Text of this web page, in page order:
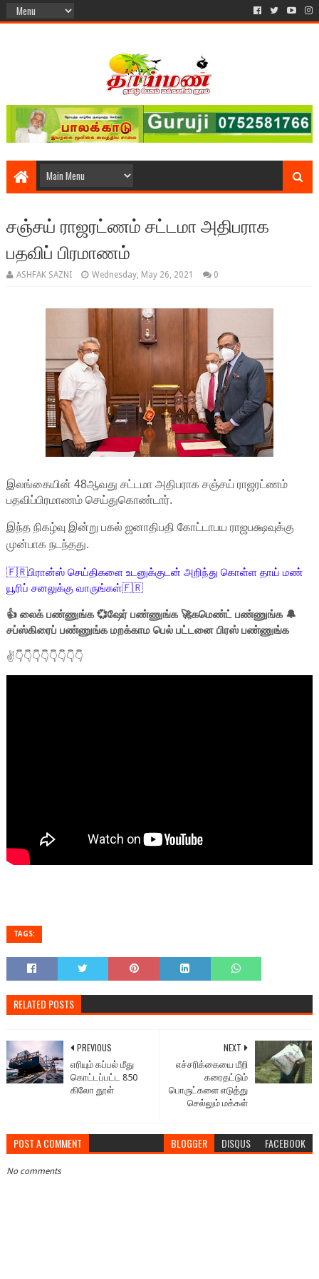
சஞ்சய் ராஜரட்ணம் சட்டமா அதிபராக
பதவிப் பிரமாணம்
ASHFAK SAZNI Wednesday, May 26, 2021 0
இலங்கையின் 48ஆவது சட்டமா அதிபராக சஞ்சய் ராஜரட்ணம்
பதவிப்பிரமாணம் செய்துகொண்டார்.
இந்த நிகழ்வு இன்று பகல் ஜனாதிபதி கோட்டாபய ராஜபக்ஷவுக்கு
முன்பாக நடந்தது.
🇫🇷பிரான்ஸ் செய்திகளை உடனுக்குடன் அறிந்து கொள்ள தாய் மண்
யூரிப் சனலுக்கு வாருங்கள்🇫🇷
👍 லைக் பண்ணுங்க 💞ஷேர் பண்ணுங்க 🚀கமெண்ட் பண்ணுங்க 🔔
சப்ஸ்கிரைப் பண்ணுங்க மறக்காம பெல் பட்டனை பிரஸ் பண்ணுங்க
✌👇👇👇👇👇👇👇👇
TAGS:
RELATED POSTS
NEXT
எச்சரிக்கையை மீறி
கரைதட்டும்
பொருட்களை எடுத்து
செல்லும் மக்கள்
PREVIOUS
எரியும் கப்பல் மீது
கொட்டப்பட்ட 850
கிலோ தூள்
POST A COMMENT BLOGGER DISQUS FACEBOOK
No comments